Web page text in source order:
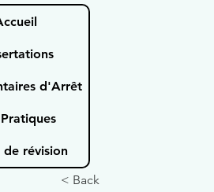
d'Arrêt
de révision
< Back